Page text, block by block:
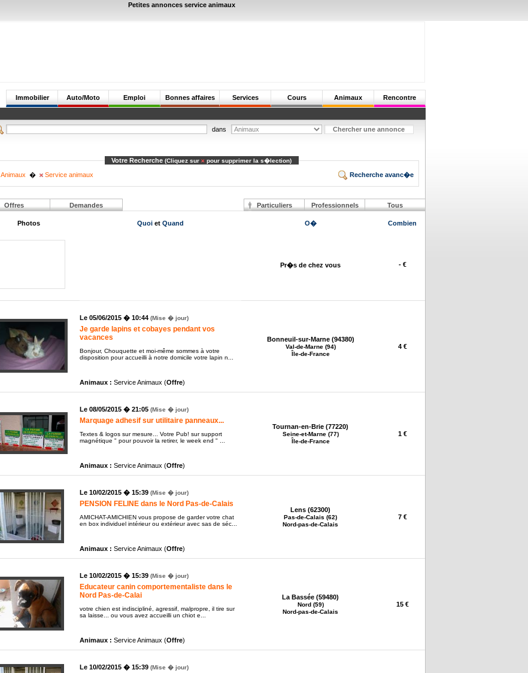
Petites annonces service animaux
Rencontre
Animaux
Cours
Services
Bonnes affaires
Emploi
Auto/Moto
Immobilier
dans
Votre Recherche (Cliquez sur pour supprimer la s�lection)
Animaux � Service animaux Recherche avanc�e
Offres Demandes Tous
Professionnels
Particuliers
Photos Quoi et Quand O� Combien
Pr�s de chez vous - €
Le 05/06/2015 � 10:44 (Mise � jour)
Je garde lapins et cobayes pendant vos
vacances
Bonjour, Chouquette et moi-même sommes à votre
disposition pour accueilli à notre domicile votre lapin n...
Animaux : Service Animaux (Offre)
Bonneuil-sur-Marne (94380)
Val-de-Marne (94)
Île-de-France
4 €
Le 08/05/2015 � 21:05 (Mise � jour)
Marquage adhesif sur utilitaire panneaux...
Textes & logos sur mesure... Votre Pub! sur support
magnétique " pour pouvoir la retirer, le week end " ...
Animaux : Service Animaux (Offre)
Tournan-en-Brie (77220)
Seine-et-Marne (77)
Île-de-France
1 €
Le 10/02/2015 � 15:39 (Mise � jour)
PENSION FELINE dans le Nord Pas-de-Calais
AMICHAT-AMICHIEN vous propose de garder votre chat
en box individuel intérieur ou extérieur avec sas de séc...
Animaux : Service Animaux (Offre)
Lens (62300)
Pas-de-Calais (62)
Nord-pas-de-Calais
7 €
Le 10/02/2015 � 15:39 (Mise � jour)
Educateur canin comportementaliste dans le
Nord Pas-de-Calai
votre chien est indiscipliné, agressif, malpropre, il tire sur
sa laisse... ou vous avez accueilli un chiot e...
Animaux : Service Animaux (Offre)
La Bassée (59480)
Nord (59)
Nord-pas-de-Calais
15 €
Le 10/02/2015 � 15:39 (Mise � jour)